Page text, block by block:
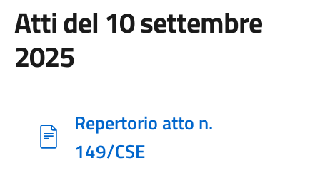
Atti del 10 settembre
2025
Repertorio atto n.
149/CSE